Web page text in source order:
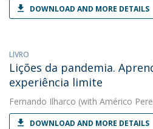
DOWNLOAD AND MORE DETAILS
LIVRO
Lições da pandemia.
experiência limite
Fernando Ilharco (with Américo
DOWNLOAD AND MORE DETAILS